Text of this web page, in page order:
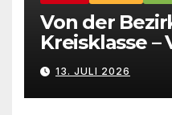
Von der
Kreisklasse –
präsentiert
13. JULI 2026